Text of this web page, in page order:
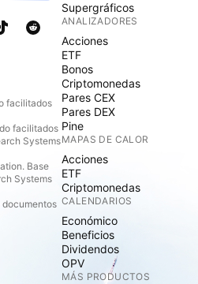
facilitados
facilitados
Systems
Base
Systems
documentos
Supergráficos
ANALIZADORES
Acciones
ETF
Bonos
Criptomonedas
Pares CEX
Pares DEX
Pine
MAPAS DE CALOR
Acciones
ETF
Criptomonedas
CALENDARIOS
Económico
Beneficios
Dividendos
OPV
MÁS PRODUCTOS